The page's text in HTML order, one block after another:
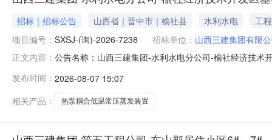
招标｜招标公告 山西省｜晋中市｜榆社县 水利水电
工程
项目编号： SXSJ-(询)-2026-7238 招标单位： 山西三建集团有限
正文内容： 公告名称：山西三建集团-水利水电分公司-榆社经济技术
程）废水处理工程一标段-HAT热泵耦合低温常压蒸发装
发布时间： 2026-08-07 15:07
相关产品：
热泵耦合低温常压蒸发装置